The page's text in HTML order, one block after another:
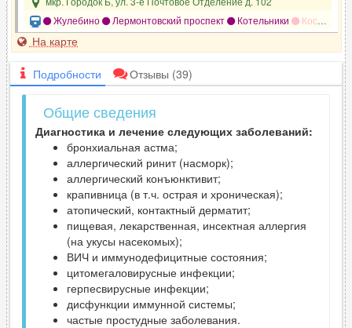
Жулебино
Лермонтовский проспект Котельники Косино
На карте
Подробности Отзывы (39)
Общие сведения
Диагностика и лечение следующих заболеваний:
бронхиальная астма;
аллергический ринит (насморк);
аллергический конъюнктивит;
крапивница (в т.ч. острая и хроническая);
атопический, контактный дерматит;
пищевая, лекарственная, инсектная аллергия
(на укусы насекомых);
ВИЧ и иммунодефицитные состояния;
цитомегаловирусные инфекции;
герпесвирусные инфекции;
дисфункции иммунной системы;
частые простудные заболевания.